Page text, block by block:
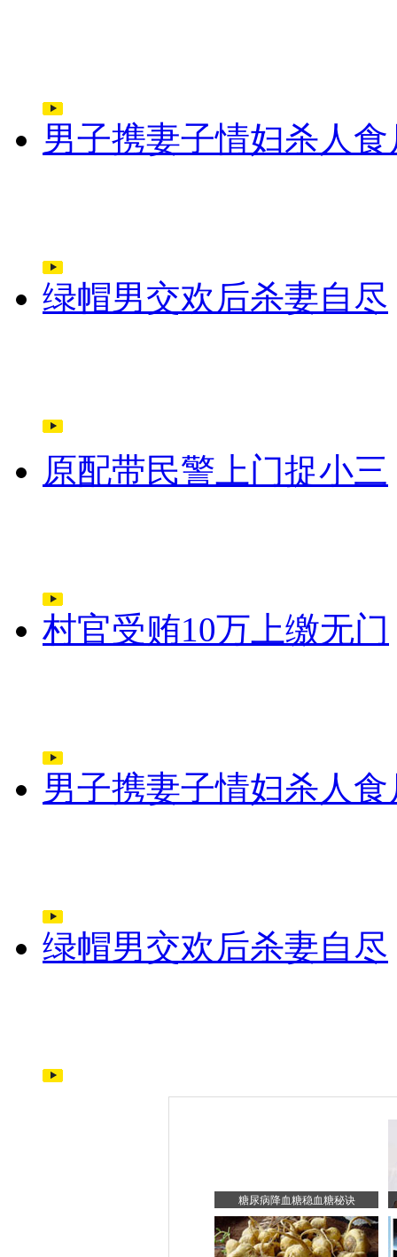
男子携妻子情妇杀人食
绿帽男交欢后杀妻自尽
原配带民警上门捉小三
村官受贿10万上缴无门
男子携妻子情妇杀人食
绿帽男交欢后杀妻自尽
糖尿病降血糖稳血糖秘诀